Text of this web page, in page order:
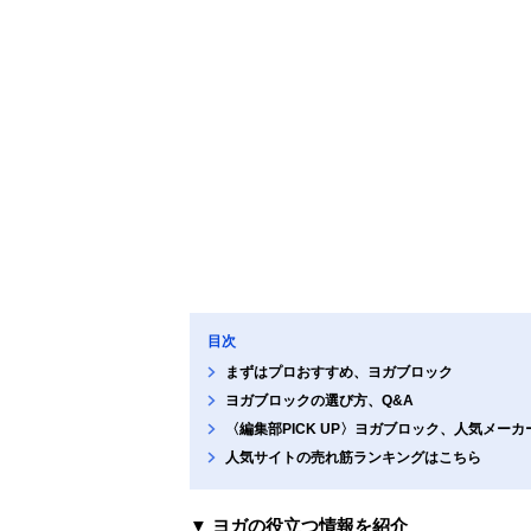
目次
まずはプロおすすめ、ヨガブロック
ヨガブロックの選び方、Q&A
〈編集部PICK UP〉ヨガブロック、人気メーカ
人気サイトの売れ筋ランキングはこちら
▼ ヨガの役立つ情報を紹介